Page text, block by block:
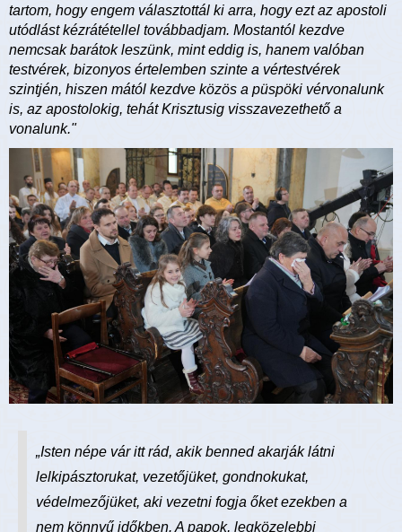
tartom, hogy engem választottál ki arra, hogy ezt az apostoli
utódlást kézrátétellel továbbadjam. Mostantól kezdve
nemcsak barátok leszünk, mint eddig is, hanem valóban
testvérek, bizonyos értelemben szinte a vértestvérek
szintjén, hiszen mától kezdve közös a püspöki vérvonalunk
is, az apostolokig, tehát Krisztusig visszavezethető a
vonalunk."
„Isten népe vár itt rád, akik benned akarják látni
lelkipásztorukat, vezetőjüket, gondnokukat,
védelmezőjüket, aki vezetni fogja őket ezekben a
nem könnyű időkben. A papok, legközelebbi